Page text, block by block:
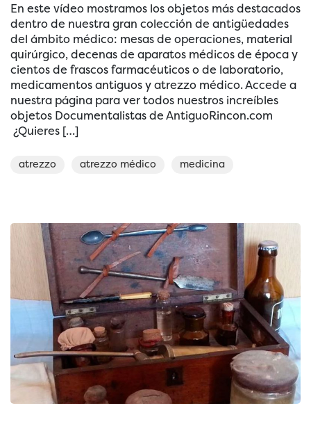
En este vídeo mostramos los objetos más destacados
dentro de nuestra gran colección de antigüedades
del ámbito médico: mesas de operaciones, material
quirúrgico, decenas de aparatos médicos de época y
cientos de frascos farmacéuticos o de laboratorio,
medicamentos antiguos y atrezzo médico. Accede a
nuestra página para ver todos nuestros increíbles
objetos Documentalistas de AntiguoRincon.com
¿Quieres […]
atrezzo atrezzo médico medicina